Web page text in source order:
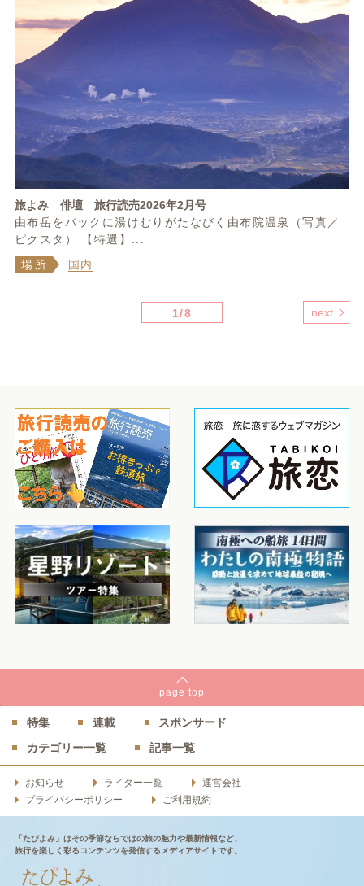
旅よみ 俳壇 旅行読売2026年2月号
由布岳をバックに湯けむりがたなびく由布院温泉（写真／
ピクスタ） 【特選】...
場所
国内
1/8 next
page top
特集 連載
スポンサード
カテゴリー一覧
記事一覧
お知らせ ライター一覧
運営会社
プライバシーポリシー
ご利用規約
「たびよみ」はその季節ならではの旅の魅力や最新情報など、
旅行を楽しく彩るコンテンツを発信するメディアサイトです。